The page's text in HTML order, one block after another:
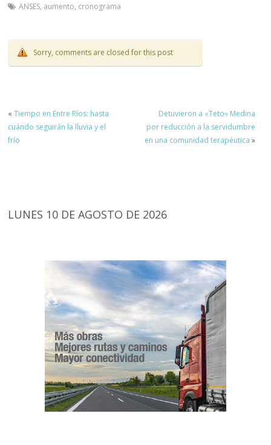
ANSES, aumento, cronograma
Sorry, comments are closed for this post
«Tiempo en Entre Ríos: hasta
cuándo seguirán la lluvia y el
frío
Detuvieron a «Teto» Medina
por reducción a la servidumbre
en una comunidad terapéutica »
LUNES 10 DE AGOSTO DE 2026